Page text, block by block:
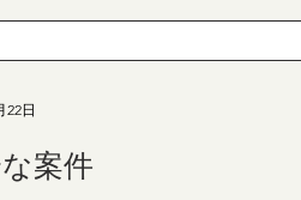
案件
22日